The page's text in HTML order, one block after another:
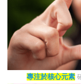
專注於核心元素